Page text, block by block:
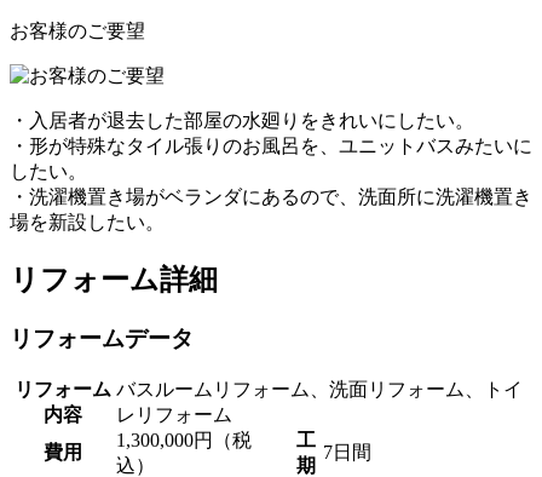
お客様のご要望
・入居者が退去した部屋の水廻りをきれいにしたい。
・形が特殊なタイル張りのお風呂を、ユニットバスみたいに
したい。
・洗濯機置き場がベランダにあるので、洗面所に洗濯機置き
場を新設したい。
リフォーム詳細
リフォームデータ
リフォーム
内容
バスルームリフォーム、洗面リフォーム、トイ
レリフォーム
費用
1,300,000円（税
込）
工
期
7日間